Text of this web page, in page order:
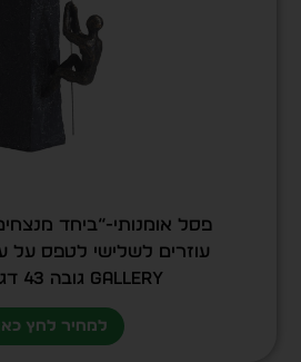
פסל אומנותי-“ביחד
GALLERY גובה 43 דגם 3619
למחיר לחץ